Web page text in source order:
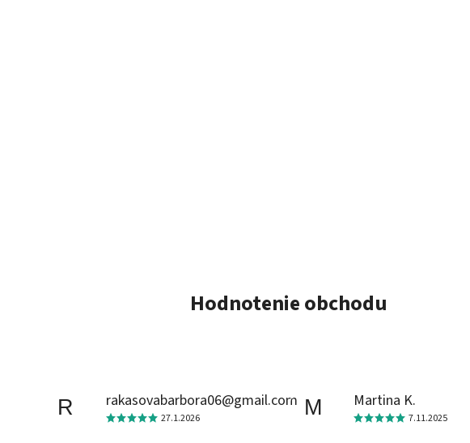
Hodnotenie obchodu
R rakasovabarbora06@gmail.com
27.1.2026 M Martina K.
7.11.2025